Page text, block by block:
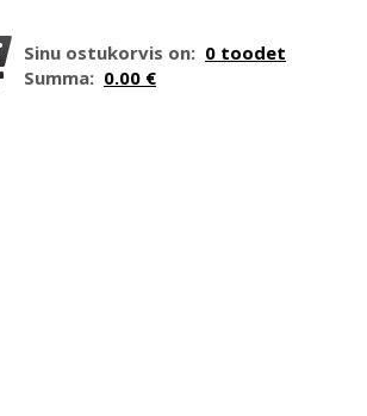
Sinu ostukorvis on: 0 toodet
Summa: 0.00 €